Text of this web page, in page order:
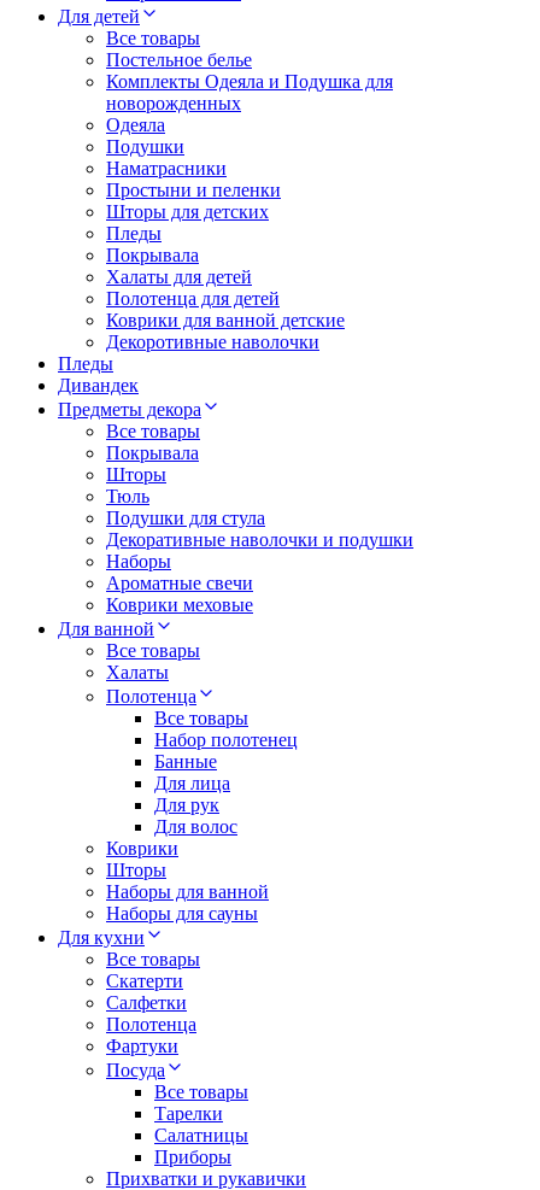
Для детей
Все товары
Постельное белье
Комплекты Одеяла и Подушка для
новорожденных
Одеяла
Подушки
Наматрасники
Простыни и пеленки
Шторы для детских
Пледы
Покрывала
Халаты для детей
Полотенца для детей
Коврики для ванной детские
Декоротивные наволочки
Пледы
Дивандек
Предметы декора
Все товары
Покрывала
Шторы
Тюль
Подушки для стула
Декоративные наволочки и подушки
Наборы
Ароматные свечи
Коврики меховые
Для ванной
Все товары
Халаты
Полотенца
Все товары
Набор полотенец
Банные
Для лица
Для рук
Для волос
Коврики
Шторы
Наборы для ванной
Наборы для сауны
Для кухни
Все товары
Скатерти
Салфетки
Полотенца
Фартуки
Посуда
Все товары
Тарелки
Салатницы
Приборы
Прихватки и рукавички